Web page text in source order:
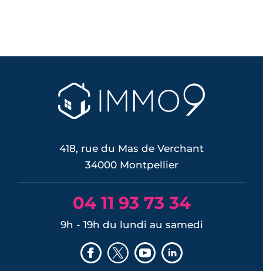
418, rue du Mas de Verchant
34000 Montpellier
04 11 93 73 34
9h - 19h du lundi au samedi